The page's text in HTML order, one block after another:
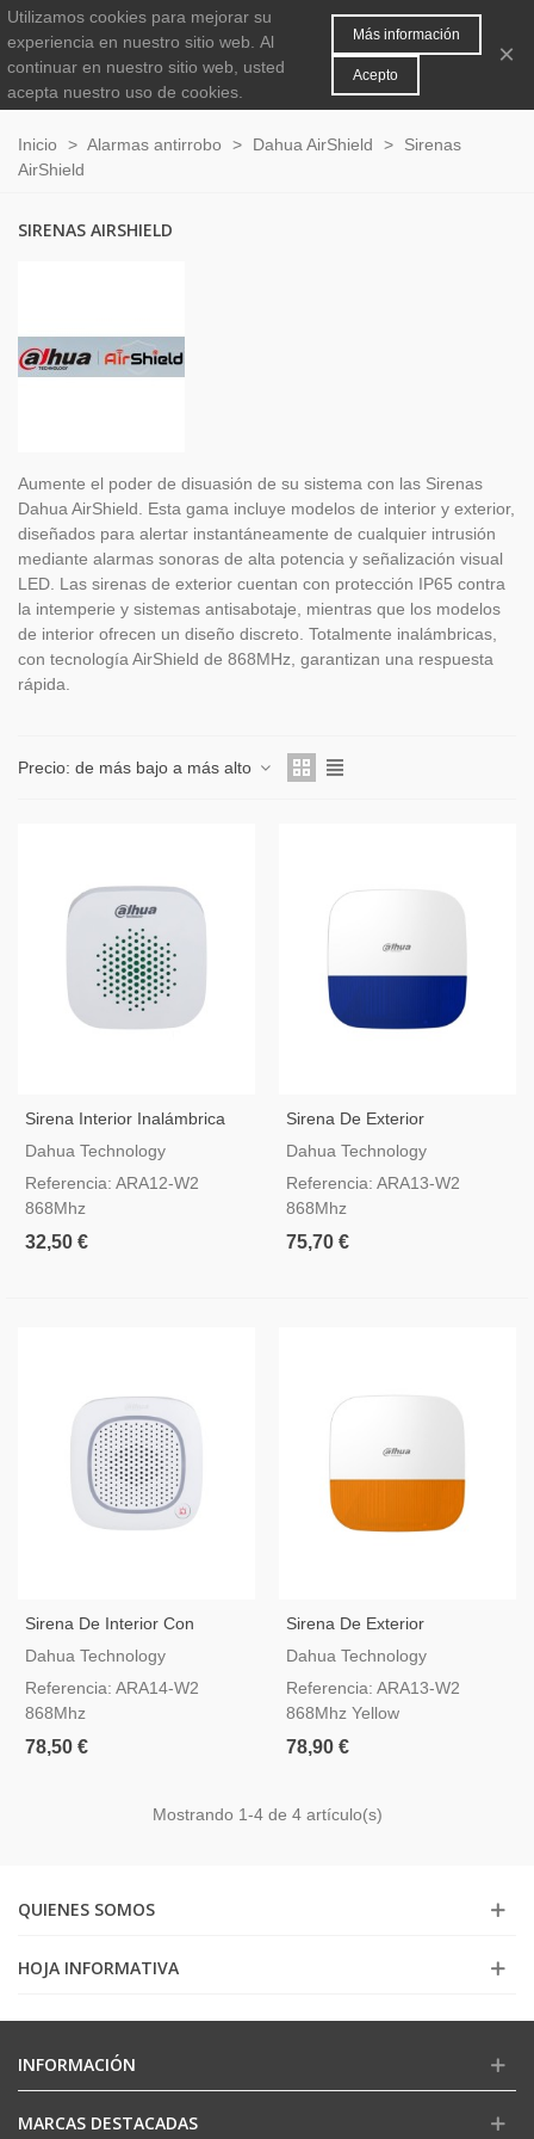
0
Inicio > Alarmas antirrobo > Dahua AirShield >
Sirenas
AirShield
SIRENAS AIRSHIELD
Aumente el poder de disuasión de su sistema con las Sirenas
Dahua AirShield. Esta gama incluye modelos de interior y exterior,
diseñados para alertar instantáneamente de cualquier intrusión
mediante alarmas sonoras de alta potencia y señalización visual
LED. Las sirenas de exterior cuentan con protección IP65 contra
la intemperie y sistemas antisabotaje, mientras que los modelos
de interior ofrecen un diseño discreto. Totalmente inalámbricas,
con tecnología AirShield de 868MHz, garantizan una respuesta
rápida.
Precio: de más bajo a más alto
Sirena Interior Inalámbrica
Dahua AirShield ARA12-W2
Dahua Technology
Referencia: ARA12-W2
868Mhz
32,50 €
Sirena De Exterior
Inalámbrica Dahua AirShield
Dahua Technology
Referencia: ARA13-W2
868Mhz
75,70 €
Sirena De Interior Con
Intercomunicador Dahua
Dahua Technology
Referencia: ARA14-W2
868Mhz
78,50 €
Sirena De Exterior
Inalámbrica Dahua AirShield
Dahua Technology
Referencia: ARA13-W2
868Mhz Yellow
78,90 €
Mostrando 1-4 de 4 artículo(s)
QUIENES SOMOS
HOJA INFORMATIVA
INFORMACIÓN
MARCAS DESTACADAS
Utilizamos cookies para mejorar su
experiencia en nuestro sitio web. Al
continuar en nuestro sitio web, usted
acepta nuestro uso de cookies.
Más información
Acepto
×